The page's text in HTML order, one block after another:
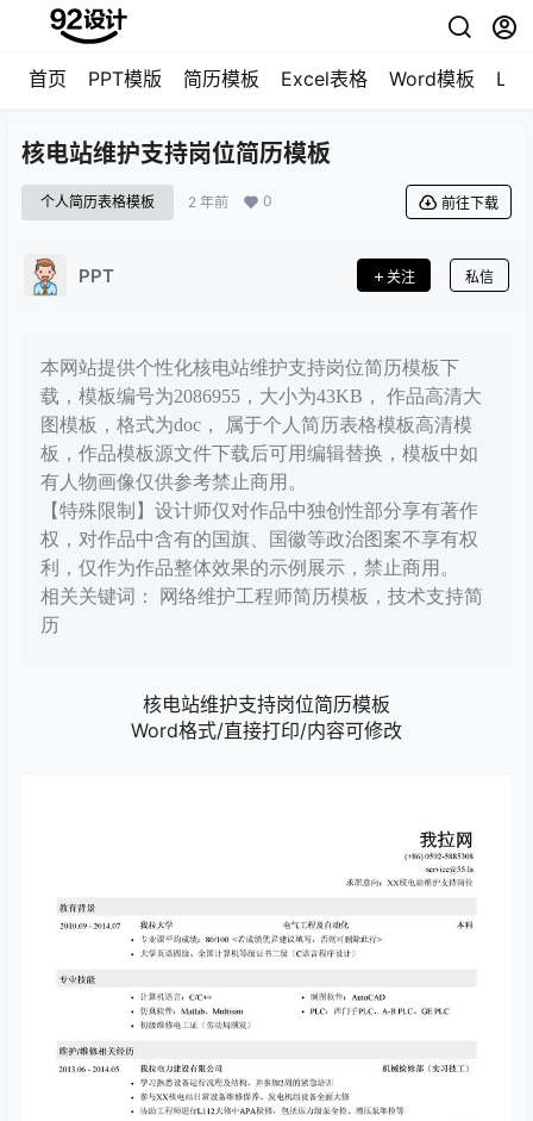
首页 PPT模版 简历模板 Excel表格 Word模板
核电站维护支持岗位简历模板
个人简历表格模板 2 年前 0 前往下载
PPT 关注 私信
本网站提供个性化核电站维护支持岗位简历模板下
载，模板编号为2086955，大小为43KB， 作品高清大
图模板，格式为doc， 属于个人简历表格模板高清模
板，作品模板源文件下载后可用编辑替换，模板中如
有人物画像仅供参考禁止商用。
【特殊限制】设计师仅对作品中独创性部分享有著作
权，对作品中含有的国旗、国徽等政治图案不享有权
利，仅作为作品整体效果的示例展示，禁止商用。
相关关键词： 网络维护工程师简历模板，技术支持简
历
核电站维护支持岗位简历模板
Word格式/直接打印/内容可修改